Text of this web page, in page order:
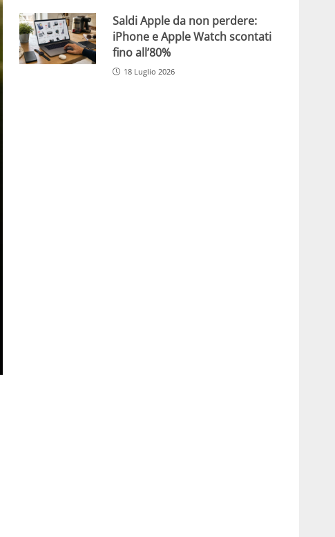
Saldi Apple da non perdere:
iPhone e Apple Watch scontati
fino all’80%
18 Luglio 2026